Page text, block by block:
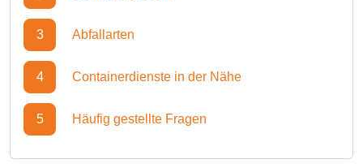
3 Abfallarten
4 Containerdienste in der Nähe
5 Häufig gestellte Fragen